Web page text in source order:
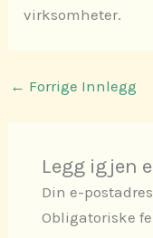
virksomheter.
← Forrige Innlegg
Legg igjen
Din e-
Obligatoriske